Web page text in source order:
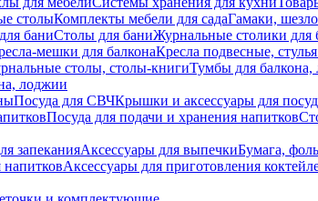
столыКомплекты мебели для садаГамаки,
баниСтолы для баниЖурнальные столики для
мешки для балконаКресла подвесные,
столы, столы-книгиТумбы для балкона,
лоджии
Посуда для СВЧКрышки и аксессуары для
Посуда для подачи и хранения напитков
запеканияАксессуары для выпечкиБумага,
напитковАксессуары для приготовления